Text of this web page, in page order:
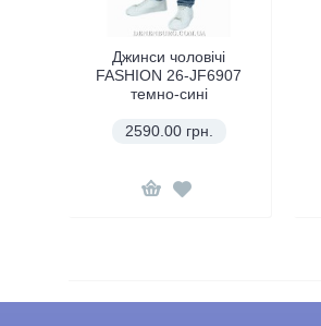
Джинси чоловічі
FASHION 26-JF6907
темно-сині
2590.00 грн.